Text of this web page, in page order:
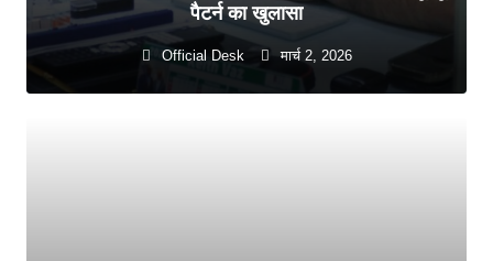
पैटर्न का खुलासा
Official Desk मार्च 2, 2026